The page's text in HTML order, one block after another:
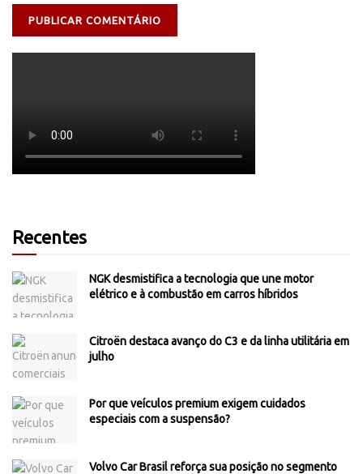
Recentes
NGK desmistifica a tecnologia que une motor
elétrico e à combustão em carros híbridos
Citroën destaca avanço do C3 e da linha utilitária em
julho
Por que veículos premium exigem cuidados
especiais com a suspensão?
Volvo Car Brasil reforça sua posição no segmento